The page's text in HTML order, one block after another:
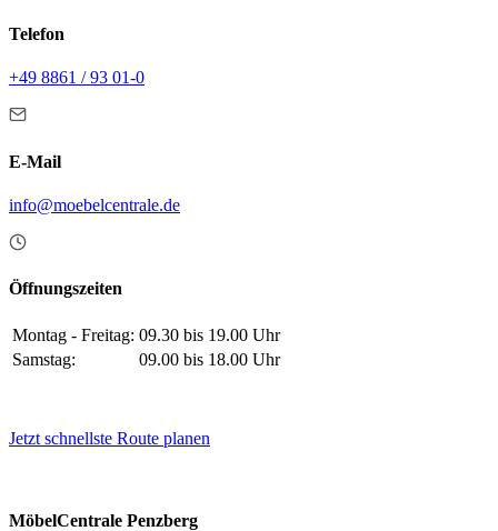
Telefon
+49 8861 / 93 01-0
E-Mail
info@moebelcentrale.de
Öffnungszeiten
Montag - Freitag: 09.30 bis 19.00 Uhr
Samstag:
09.00 bis 18.00 Uhr
Jetzt schnellste Route planen
MöbelCentrale Penzberg